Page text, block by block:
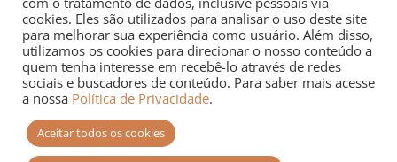
Programas
Jornalismo
Pesquisa
Educação
Documentários
cookies. Eles são utilizados para analisar o uso deste site
para melhorar sua experiência como usuário. Além disso,
utilizamos os cookies para direcionar o nosso conteúdo a
quem tenha interesse em recebê-lo através de redes
sociais e buscadores de conteúdo. Para saber mais acesse
a nossa Política de Privacidade.
Aceitar todos os cookies